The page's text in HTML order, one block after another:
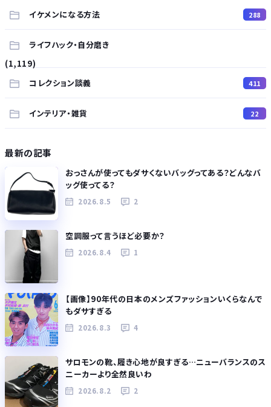
イケメンになる方法 288
ライフハック・自分磨き
(1,119)
コレクション談義
411
インテリア・雑貨 22
最新の記事
おっさんが使ってもダサくないバッグってある？どんなバ
ッグ使ってる？
2026.8.5 2
空調服って言うほど必要か？
2026.8.4 1
【画像】90年代の日本のメンズファッションいくらなんで
もダサすぎる
2026.8.3 4
サロモンの靴、履き心地が良すぎる…ニューバランスのス
ニーカーより全然良いわ
2026.8.2 2